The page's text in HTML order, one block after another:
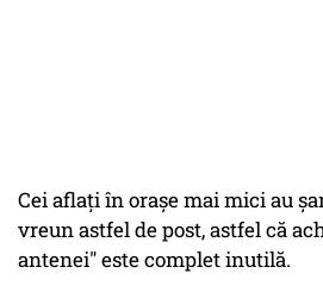
Cei aflați în orașe mai mici au
vreun astfel de post, astfel că
antenei" este complet inutilă.